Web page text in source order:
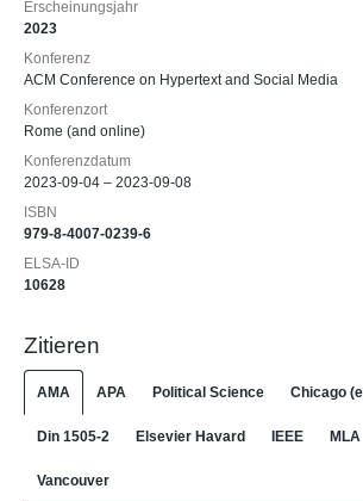
Erscheinungsjahr
2023
Konferenz
ACM Conference on Hypertext and Social Media
Konferenzort
Rome (and online)
Konferenzdatum
2023-09-04 – 2023-09-08
ISBN
979-8-4007-0239-6
ELSA-ID
10628
Zitieren
AMA APA Political Science Chicago
Din 1505-2 Elsevier Havard IEEE MLA
Vancouver